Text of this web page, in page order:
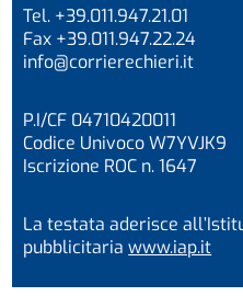
Tel. +39.011.947.21.01
Fax +39.011.947.22.24
info@corrierechieri.it
P.I/CF 04710420011
Codice Univoco W7YVJK9
Iscrizione ROC n. 1647
La testata aderisce
pubblicitariawww.iap.it